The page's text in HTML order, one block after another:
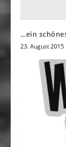
…ein
23. August 2015